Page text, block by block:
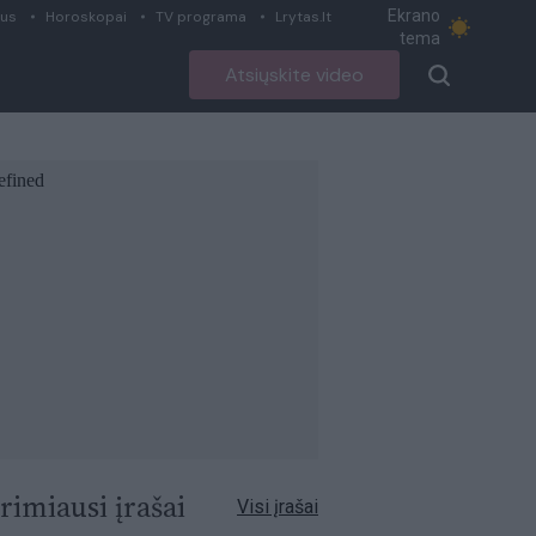
Horoskopai TV programa Lrytas.lt
Ekrano
tema
Atsiųskite video
įrašai Visi įrašai